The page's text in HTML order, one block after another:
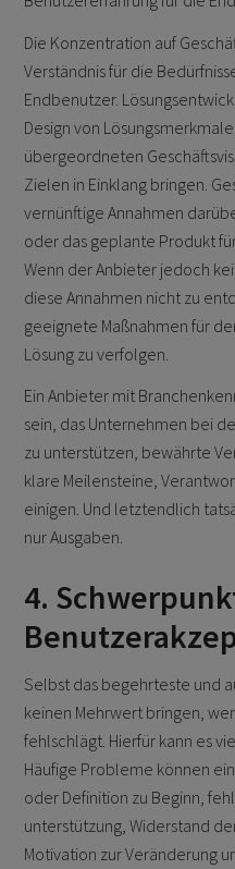
Die Konzentration auf
Verständnis für die
Endbenutzer.
Design von
übergeordneten
Zielen in Einklang bringen.
vernünftige Annahmen
oder das geplante Produkt
Wenn der Anbieter jedoch
diese Annahmen nicht zu
geeignete Maßnahmen für
Lösung zu verfolgen.
Ein Anbieter mit
sein, das Unternehmen bei
zu unterstützen, bewährte
klare Meilensteine,
einigen. Und letztendlich
nur Ausgaben.
4.
Selbst das begehrteste und
keinen Mehrwert bringen,
fehlschlägt. Hierfür kann es
Häufige Probleme können
oder Definition zu Beginn,
unterstützung, Widerstand
Motivation zur Veränderung